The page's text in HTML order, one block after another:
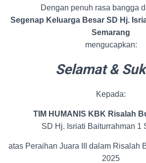
Dengan penuh rasa bangga
Segenap Keluarga Besar SD Hj.
Semarang
mengucapkan:
Selamat &
Kepada:
TIM HUMANIS KBK Risalah
SD Hj. Isriati Baiturrahman 1
atas Peraihan Juara III dalam Risalah
2025